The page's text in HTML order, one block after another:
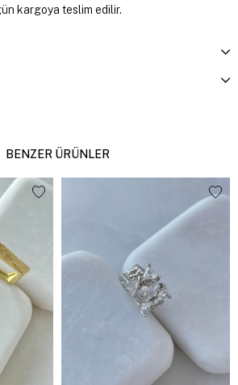
kargoya teslim edilir.
BENZER ÜRÜNLER